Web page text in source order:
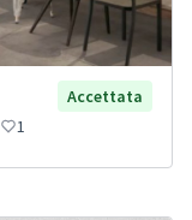
Accettata
1